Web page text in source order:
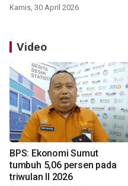
Kamis, 30 April 2026
Video
BPS: Ekonomi Sumut
tumbuh 5,06 persen pada
triwulan II 2026